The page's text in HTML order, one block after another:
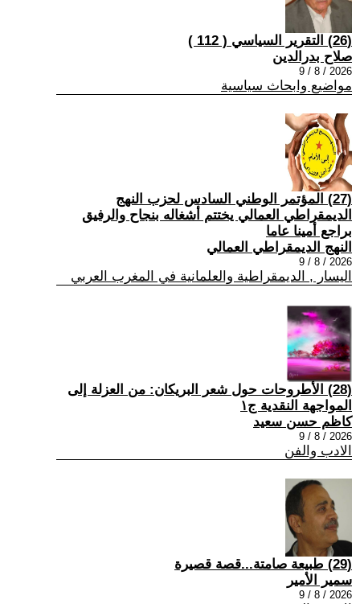
(26) التقرير السياسي ( 112 )
صلاح بدرالدين
2026 / 8 / 9
مواضيع وابحاث سياسية
(27) المؤتمر الوطني السادس لحزب النهج
الديمقراطي العمالي يختتم أشغاله بنجاح والرفيق
براجع أمينا عاما
النهج الديمقراطي العمالي
2026 / 8 / 9
اليسار , الديمقراطية والعلمانية في المغرب العربي
(28) الأطروحات حول شعر البريكان: من العزلة إلى
المواجهة النقدية ج١
كاظم حسن سعيد
2026 / 8 / 9
الادب والفن
(29) طبيعة صامتة...قصة قصيرة
سمير الأمير
2026 / 8 / 9